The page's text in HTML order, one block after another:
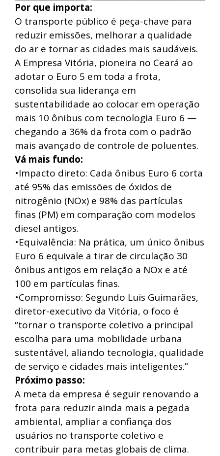
Por que importa:
O transporte público é peça-chave para
reduzir emissões, melhorar a qualidade
do ar e tornar as cidades mais saudáveis.
A Empresa Vitória, pioneira no Ceará ao
adotar o Euro 5 em toda a frota,
consolida sua liderança em
sustentabilidade ao colocar em operação
mais 10 ônibus com tecnologia Euro 6 —
chegando a 36% da frota com o padrão
mais avançado de controle de poluentes.
Vá mais fundo:
•Impacto direto: Cada ônibus Euro 6 corta
até 95% das emissões de óxidos de
nitrogênio (NOx) e 98% das partículas
finas (PM) em comparação com modelos
diesel antigos.
•Equivalência: Na prática, um único ônibus
Euro 6 equivale a tirar de circulação 30
ônibus antigos em relação a NOx e até
100 em partículas finas.
•Compromisso: Segundo Luis Guimarães,
diretor-executivo da Vitória, o foco é
“tornar o transporte coletivo a principal
escolha para uma mobilidade urbana
sustentável, aliando tecnologia, qualidade
de serviço e cidades mais inteligentes.”
Próximo passo:
A meta da empresa é seguir renovando a
frota para reduzir ainda mais a pegada
ambiental, ampliar a confiança dos
usuários no transporte coletivo e
contribuir para metas globais de clima.